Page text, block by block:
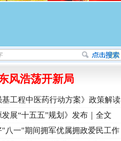
风浩荡开新局
工程中医药行动方案》政策解读
展“十五五”规划》发布｜全文
八一"期间拥军优属拥政爱民工作